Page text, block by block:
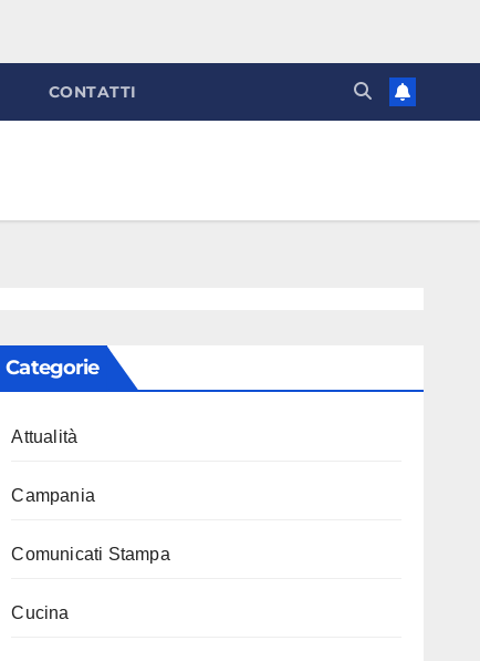
CONTATTI
Categorie
Attualità
Campania
Comunicati Stampa
Cucina